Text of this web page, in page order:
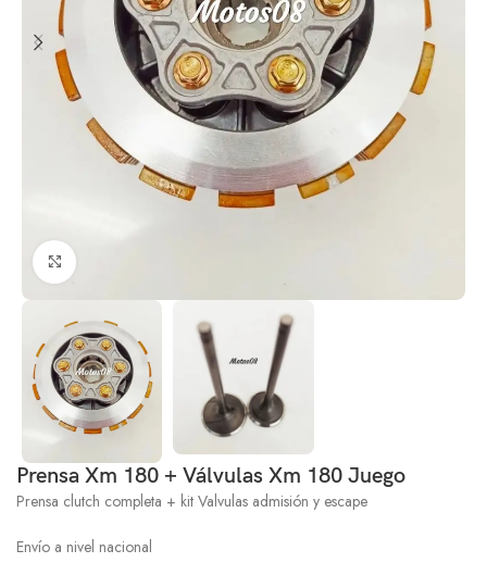
Prensa Xm 180 + Válvulas Xm 180 Juego
Prensa clutch completa + kit Valvulas admisión y escape
Envío a nivel nacional